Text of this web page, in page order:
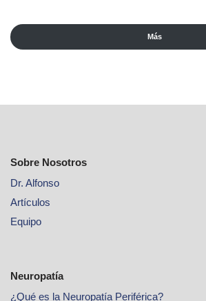
Más
Sobre Nosotros
Dr. Alfonso
Artículos
Equipo
Neuropatía
¿Qué es la Neuropatía Periférica?